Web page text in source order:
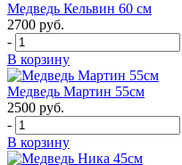
Медведь Кельвин 60 см
2700 руб.
-
В корзину
Медведь Мартин 55см
2500 руб.
-
В корзину